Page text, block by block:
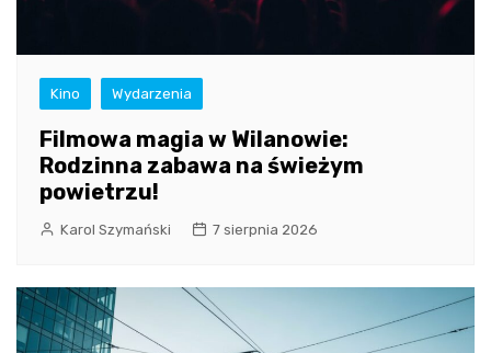
Kino Wydarzenia
Filmowa magia w Wilanowie:
Rodzinna zabawa na świeżym
powietrzu!
Karol Szymański 7 sierpnia 2026